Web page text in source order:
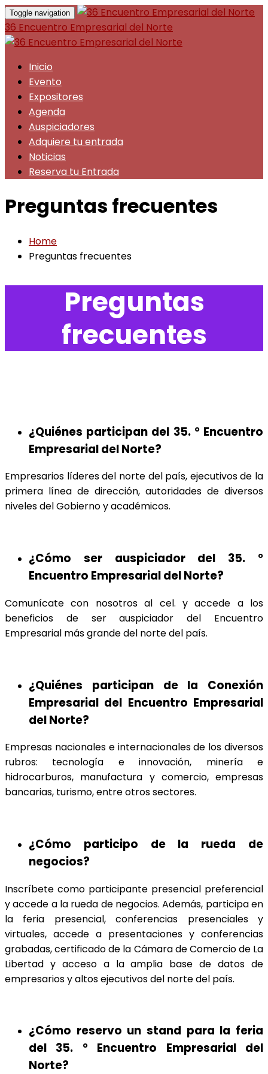
Toggle navigation
36 Encuentro Empresarial del Norte
Inicio
Evento
Expositores
Agenda
Auspiciadores
Adquiere tu entrada
Noticias
Reserva tu Entrada
Preguntas frecuentes
Home
Preguntas frecuentes
Preguntas
frecuentes
¿Quiénes participan del 35. ° Encuentro
Empresarial del Norte?
Empresarios líderes del norte del país, ejecutivos de la
primera línea de dirección, autoridades de diversos
niveles del Gobierno y académicos.
¿Cómo ser auspiciador del 35. °
Encuentro Empresarial del Norte?
Comunícate con nosotros al cel. y accede a los
beneficios de ser auspiciador del Encuentro
Empresarial más grande del norte del país.
¿Quiénes participan de la Conexión
Empresarial del Encuentro Empresarial
del Norte?
Empresas nacionales e internacionales de los diversos
rubros: tecnología e innovación, minería e
hidrocarburos, manufactura y comercio, empresas
bancarias, turismo, entre otros sectores.
¿Cómo participo de la rueda de
negocios?
Inscríbete como participante presencial preferencial
y accede a la rueda de negocios. Además, participa en
la feria presencial, conferencias presenciales y
virtuales, accede a presentaciones y conferencias
grabadas, certificado de la Cámara de Comercio de La
Libertad y acceso a la amplia base de datos de
empresarios y altos ejecutivos del norte del país.
¿Cómo reservo un stand para la feria
del 35. ° Encuentro Empresarial del
Norte?